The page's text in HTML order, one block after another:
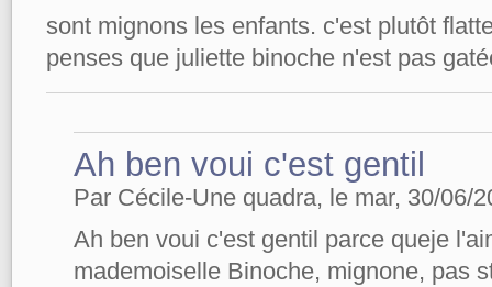
sont mignons les enfants. c'est plutôt
penses que juliette binoche n'est pas
Ah ben voui c'est gentil
Par Cécile-Une quadra, le mar, 30/06/
Ah ben voui c'est gentil parce queje
mademoiselle Binoche, mignone, pas